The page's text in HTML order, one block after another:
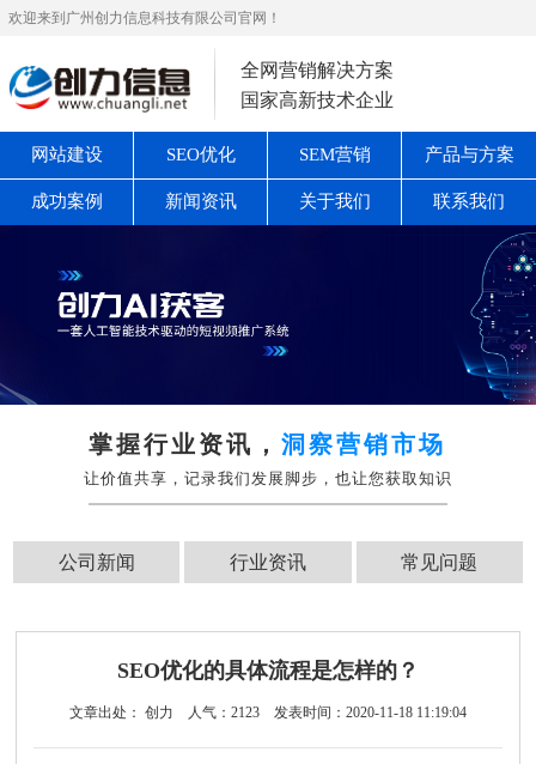
欢迎来到广州创力信息科技有限公司官网！
全网营销解决方案
国家高新技术企业
网站建设 SEO优化 SEM营销 产品与方案
成功案例 新闻资讯 关于我们 联系我们
掌握行业资讯，洞察营销市场
让价值共享，记录我们发展脚步，也让您获取知识
公司新闻 行业资讯 常见问题
SEO优化的具体流程是怎样的？
文章出处： 创力 人气： 2123 发表时间：2020-11-18 11:19:04